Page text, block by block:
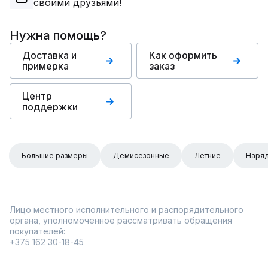
своими друзьями!
Нужна помощь?
Доставка и
примерка
Как оформить
заказ
Центр
поддержки
Большие размеры Демисезонные Летние
Лицо местного исполнительного и распорядительного
органа, уполномоченное рассматривать обращения
покупателей:
+375 162 30-18-45